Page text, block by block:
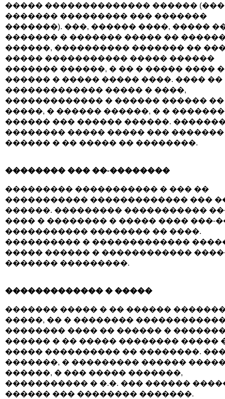
����� �������������� ������
������� ��������� ��� �������
�������). ���, ������ ����, �����
������� � ������� ����� ��
������, ���������� ������� ��
����� ����������� ����� ������
������� ������, � �� � ����� ����
������ � ����� ����� ����. ���� ��
������������� ����� � ����,
������������� � ������ ������ ��
�����, � ������ ������, � �
������ ��� ������ ������.
�������� ����� ����� ��� �������
������ � �� ����� �� ��������.
�������� ��� ��-��������
��������� ����������� � ��� ��
����������� ������������� ���
������. ��������� �����������
���� � �������� � ����� ���� ���-
����������� �������� �� ����.
���������� � �������������
����� ������ � ������������
������� ���������.
������������� � �����
������� ����� � �� ������
�����, �� � ��������
�������� ���� �� ������ �
������ � �� ����� �������� �����
����� ���������� �� ��������.
�������, � ��������� ������
������, � ��� ����� �������,
����������� � �.�. ��� ������
������ ��� �������� �������.